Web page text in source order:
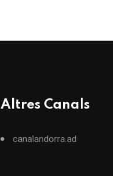
Altres Canals
canalandorra.ad